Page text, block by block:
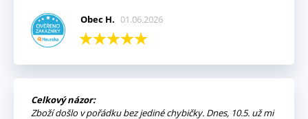
Obec H. 01.06.2026
Celkový názor:
Zboží došlo v pořádku bez jediné chybičky. Dnes, 10.5. už mi